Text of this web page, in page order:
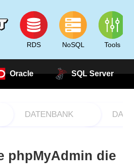
RDS NoSQL Tools
Oracle SQL Server
DATENBANK
phpMyAdmin die